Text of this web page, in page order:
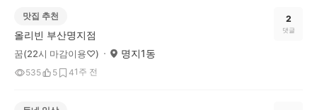
맛집 추천
올리빈 부산명지점
꿈(22시 마감이용♡) 명지1동
535 5 41주 전
2
댓글